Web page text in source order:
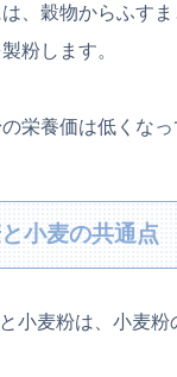
、穀物からふす
粉します。
栄養価は低くなっ
小麦の共通点
小麦粉は、小麦